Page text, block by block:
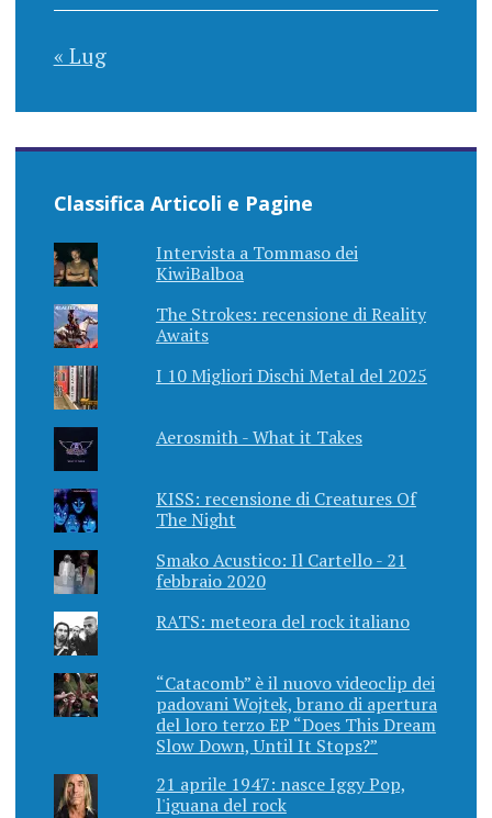
« Lug
Classifica Articoli e Pagine
Intervista a Tommaso dei
KiwiBalboa
The Strokes: recensione di Reality
Awaits
I 10 Migliori Dischi Metal del 2025
Aerosmith - What it Takes
KISS: recensione di Creatures Of
The Night
Smako Acustico: Il Cartello - 21
febbraio 2020
RATS: meteora del rock italiano
“Catacomb” è il nuovo videoclip dei
padovani Wojtek, brano di apertura
del loro terzo EP “Does This Dream
Slow Down, Until It Stops?”
21 aprile 1947: nasce Iggy Pop,
l'iguana del rock